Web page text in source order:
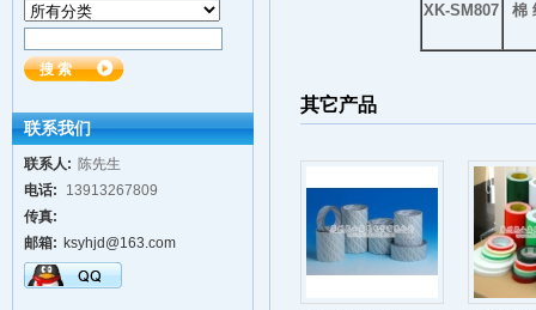
XK-SM807 棉
其它产品
联系我们
联系人: 陈先生
电话:
13913267809
传真:
邮箱: ksyhjd@163.com